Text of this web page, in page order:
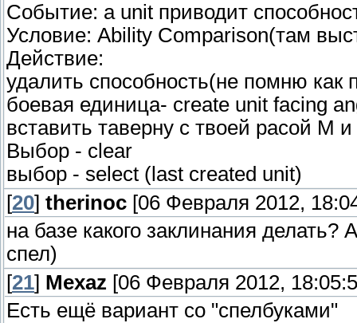
Событие: a unit приводит
Условие: Ability Comparison(там
Действие:
удалить способность(не помню
боевая единица- create unit facing
вставить таверну с твоей расой М
Выбор - clear
выбор - select (last created unit)
[20] therinoc [06 Февраля 2012,
на базе какого заклинания
спел)
[21] Mexaz [06 Февраля 2012,
Есть ещё вариант со "спелбуками"